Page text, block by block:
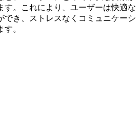
す。これにより、ユーザーは快適な
でき、ストレスなくコミュニケーシ
。